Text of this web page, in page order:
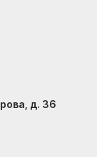
д. 36